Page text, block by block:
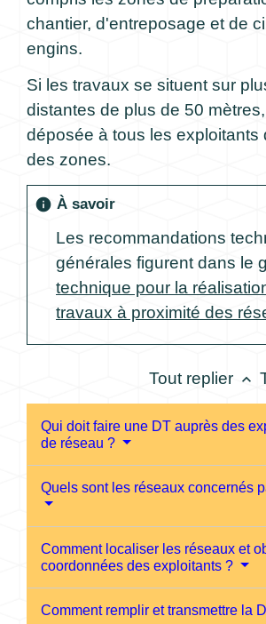
chantier, d'entreposage et de
engins.
Si les travaux se situent sur
distantes de plus de 50
déposée à tous les exploitants
des zones.
info À savoir
Les recommandations
générales figurent dans le
technique pour la
travaux à proximité des
Tout replier keyboard_arrow_up
Qui doit faire une DT auprès des
de réseau ?
Quels sont les réseaux concernés
Comment localiser les réseaux et
coordonnées des exploitants ?
Comment remplir et transmettre la